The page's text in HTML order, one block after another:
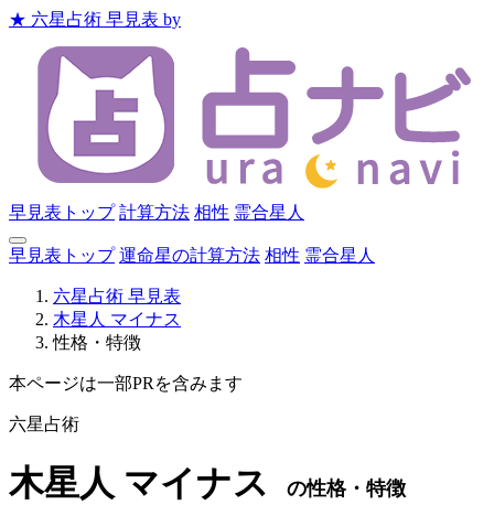
★ 六星占術 早見表 by
早見表トップ 計算方法 相性 霊合星人
早見表トップ 運命星の計算方法 相性 霊合星人
六星占術 早見表
木星人 マイナス
性格・特徴
本ページは一部PRを含みます
六星占術
木星人 マイナス の性格・特徴